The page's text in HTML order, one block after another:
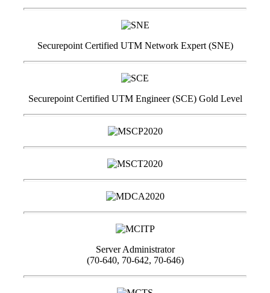
Securepoint Certified UTM Network Expert (SNE)
Securepoint Certified UTM Engineer (SCE) Gold Level
Server Administrator
(70-640, 70-642, 70-646)